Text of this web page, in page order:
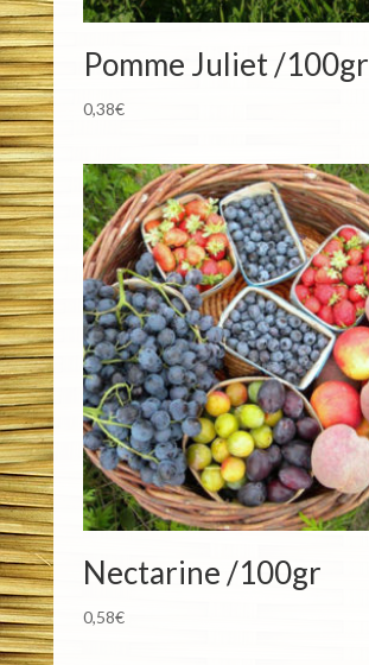
Pomme Juliet /100gr
0,38€
Nectarine /100gr
0,58€